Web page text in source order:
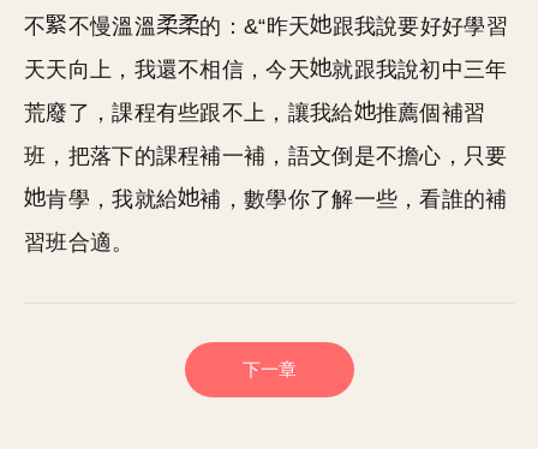
不
不慢溫溫 的：&“昨天
跟我說要好好學習
天天向上，我還不相信，今天
就跟我說初中三年
荒廢了，課程有些跟不上，讓我給
推薦個補習
班，把落下的課程補一補，語文倒是不擔心，只要
肯學，我就給
補，數學你了解一些，看誰的補
習班合適。
下一章